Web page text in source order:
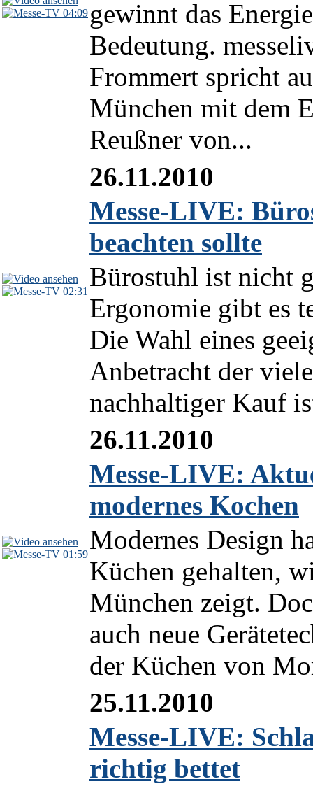
04:09 gewinnt das
Bedeutung.
Frommert spricht
München mit dem
Reußner von...
02:31
26.11.2010
Messe-LIVE:
beachten sollte
Bürostuhl ist nicht
Ergonomie gibt es
Die Wahl eines
Anbetracht der
nachhaltiger Kauf
01:59
26.11.2010
Messe-LIVE:
modernes Kochen
Modernes Design
Küchen gehalten,
München zeigt.
auch neue
der Küchen von
25.11.2010
Messe-LIVE:
richtig bettet